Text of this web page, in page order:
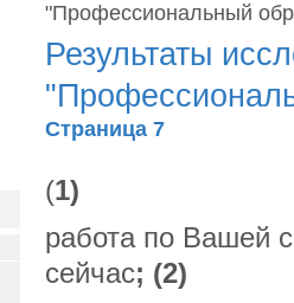
"Профессиональный
Результаты
Страница 7
(1)
работа по Вашей
сейчас; (2)